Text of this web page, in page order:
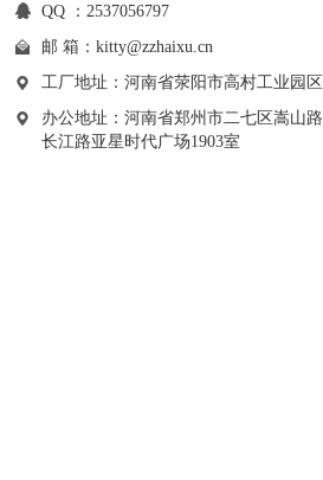
QQ ：2537056797
邮 箱： kitty@zzhaixu.cn
工厂地址：河南省荥阳市高村工业园区
办公地址：河南省郑州市二七区嵩山路
长江路亚星时代广场1903室